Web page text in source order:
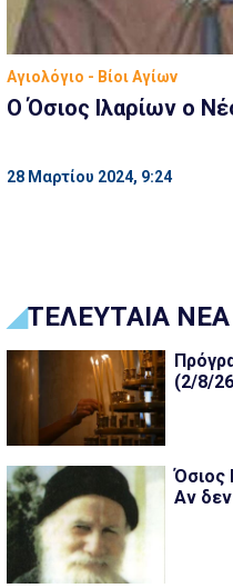
Αγιολόγιο - Βίοι Αγίων
Ο Όσιος Ιλαρίων ο
28 Μαρτίου 2024, 9:24
ΤΕΛΕΥΤΑΙΑ ΝΕΑ
(2/8/
Όσιος
Αν